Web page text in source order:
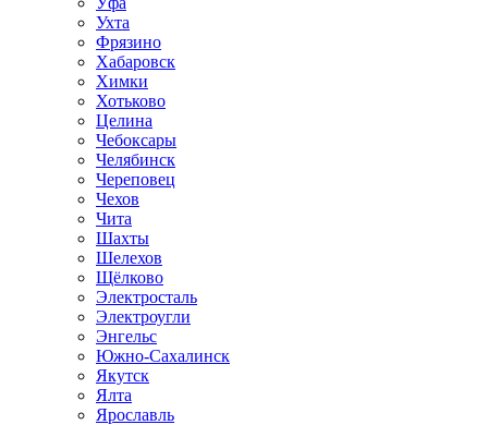
Ухта
Фрязино
Хабаровск
Химки
Хотьково
Целина
Чебоксары
Челябинск
Череповец
Чехов
Чита
Шахты
Шелехов
Щёлково
Электросталь
Электроугли
Энгельс
Южно-Сахалинск
Якутск
Ялта
Ярославль